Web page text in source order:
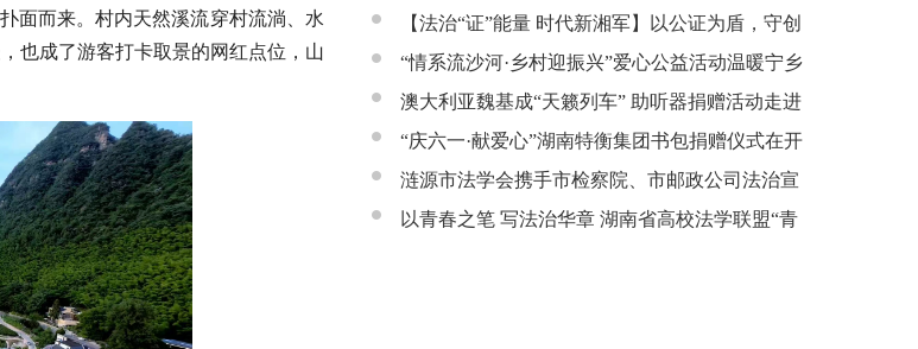
面而来。村内天然溪流穿村流淌、水
也成了游客打卡取景的网红点位，山
【法治“证”能量 时代新湘军】以公证为盾，守创
新之魂 湖南青年公证人为知识产权保护筑牢防线
“情系流沙河·乡村迎振兴”爱心公益活动温暖宁乡
市流沙河镇
澳大利亚魏基成“天籁列车” 助听器捐赠活动走进
开慧镇
“庆六一·献爱心”湖南特衡集团书包捐赠仪式在开
慧镇举行
涟源市法学会携手市检察院、市邮政公司法治宣
讲走进七星街镇仙洞中学
以青春之笔 写法治华章 湖南省高校法学联盟“青